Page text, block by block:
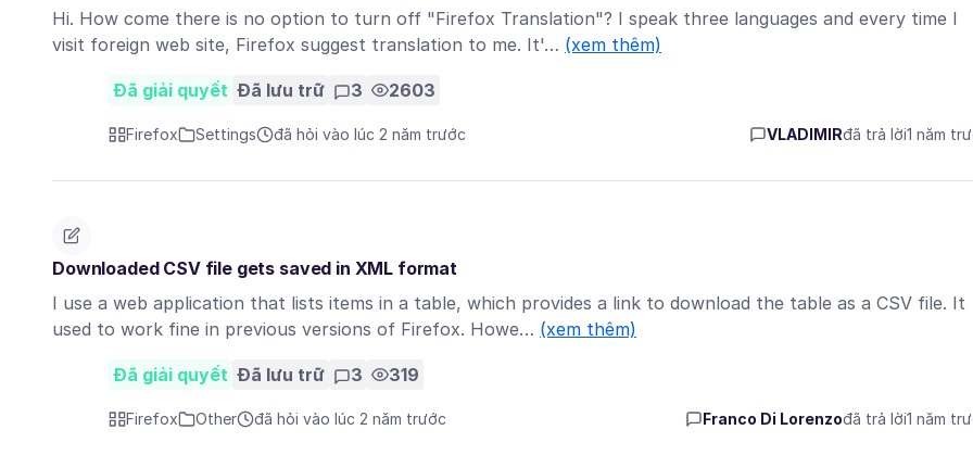
Hi. How come there is no option to turn off "Firefox Translation"? I speak three languages and every time I
visit foreign web site, Firefox suggest translation to me. It'… (xem thêm)
Đã giải quyết Đã lưu trữ 3 2603
Firefox Settings đã hỏi vào lúc 2 năm trước VLADIMIRđã trả lời1 năm
Downloaded CSV file gets saved in XML format
I use a web application that lists items in a table, which provides a link to download the table as a CSV file. It
used to work fine in previous versions of Firefox. Howe… (xem thêm)
Đã giải quyết Đã lưu trữ 3 319
Firefox Other đã hỏi vào lúc 2 năm trước Franco Di Lorenzođã trả lời1 năm